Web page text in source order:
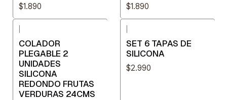
$1.890 $1.890
COLADOR
PLEGABLE 2
UNIDADES
SILICONA
REDONDO FRUTAS
VERDURAS 24CMS
SET 6 TAPAS DE
SILICONA
$2.990